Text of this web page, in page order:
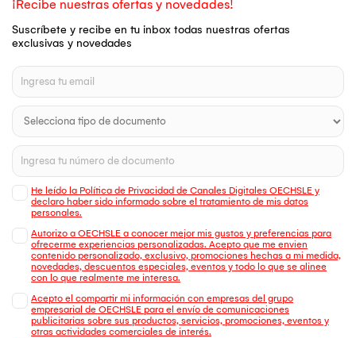
¡Recibe nuestras ofertas y novedades!
Suscríbete y recibe en tu inbox todas nuestras ofertas
exclusivas y novedades
He leído la Política de Privacidad de Canales Digitales OECHSLE y
declaro haber sido informado sobre el tratamiento de mis datos
personales.
Autorizo a OECHSLE a conocer mejor mis gustos y preferencias para
ofrecerme experiencias personalizadas. Acepto que me envien
contenido personalizado, exclusivo, promociones hechas a mi medida,
novedades, descuentos especiales, eventos y todo lo que se alinee
con lo que realmente me interesa.
Acepto el compartir mi información con empresas del grupo
empresarial de OECHSLE para el envío de comunicaciones
publicitarias sobre sus productos, servicios, promociones, eventos y
otras actividades comerciales de interés.